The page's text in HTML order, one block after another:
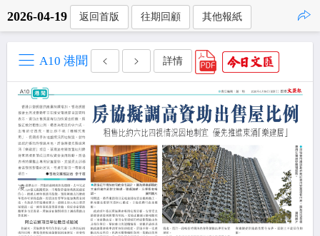
2026-04-19 返回首版 往期回顧 其他報紙
A10 港聞 詳情